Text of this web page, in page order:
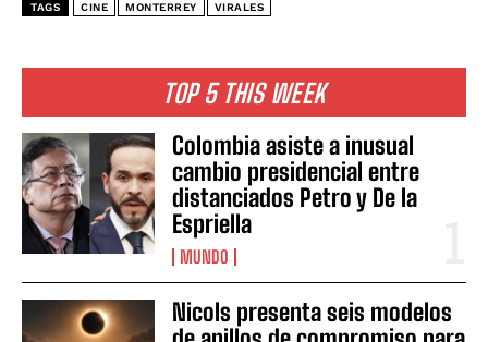
TOP 5 THIS WEEK
Colombia asiste a inusual
cambio presidencial entre
distanciados Petro y De la
Espriella
MUNDO
Nicols presenta seis modelos
TAGS CINE MONTERREY VIRALES